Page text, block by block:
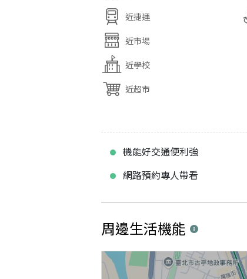
近捷運
近市場
近學校
近超市
機能好交通便利強
網路預約專人帶看
周邊生活機能